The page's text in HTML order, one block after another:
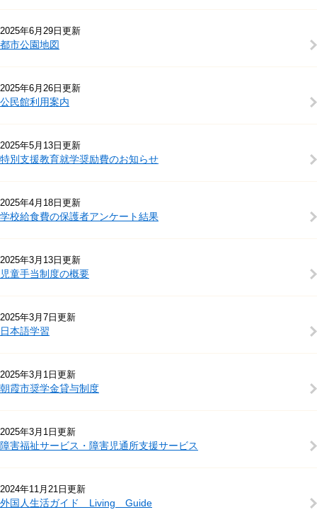
2025年6月29日更新
都市公園地図
2025年6月26日更新
公民館利用案内
2025年5月13日更新
特別支援教育就学奨励費のお知らせ
2025年4月18日更新
学校給食費の保護者アンケート結果
2025年3月13日更新
児童手当制度の概要
2025年3月7日更新
日本語学習
2025年3月1日更新
朝霞市奨学金貸与制度
2025年3月1日更新
障害福祉サービス・障害児通所支援サービス
2024年11月21日更新
外国人生活ガイド Living Guide